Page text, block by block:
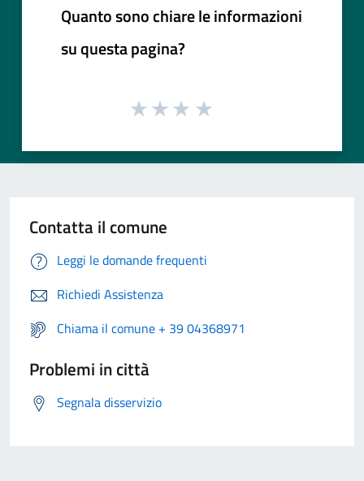
Quanto sono chiare le informazioni
su questa pagina?
Contatta il comune
Leggi le domande frequenti
Richiedi Assistenza
Chiama il comune + 39 04368971
Problemi in città
Segnala disservizio